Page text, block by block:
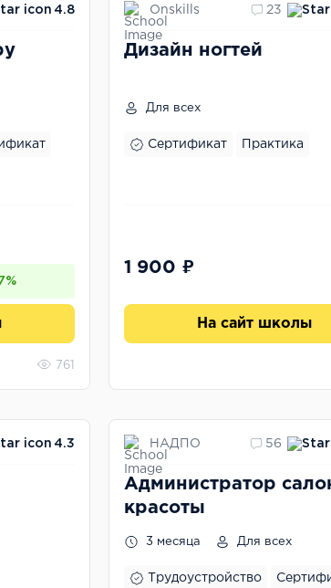
4.8
761
Onskills 23
Дизайн ногтей
Для всех
Сертификат Практика
1 900 ₽
На сайт школы
4.3 НАДПО 56
Администратор
красоты
3 месяца Для всех
Трудоустройство